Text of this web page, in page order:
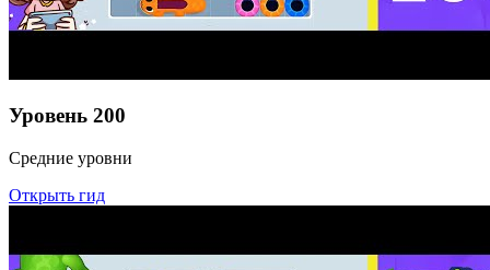
Уровень 200
Средние уровни
Открыть гид